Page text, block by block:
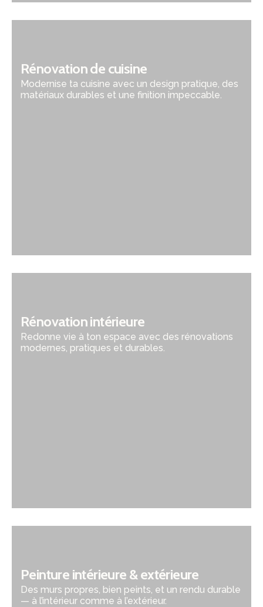
Rénovation de cuisine
Modernise ta cuisine avec un design pratique, des
matériaux durables et une finition impeccable.
Rénovation intérieure
Redonne vie à ton espace avec des rénovations
modernes, pratiques et durables.
Peinture intérieure & extérieure
Des murs propres, bien peints, et un rendu durable
— à l’intérieur comme à l’extérieur.